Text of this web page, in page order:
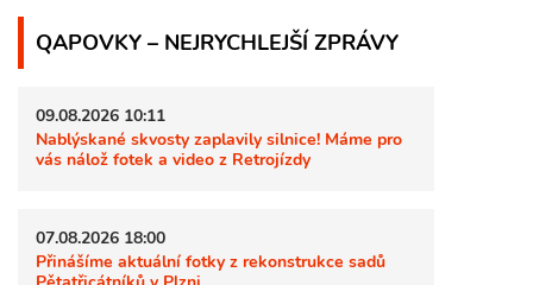
QAPOVKY – NEJRYCHLEJŠÍ ZPRÁVY
09.08.2026 10:11
Nablýskané skvosty zaplavily silnice! Máme pro
vás nálož fotek a video z Retrojízdy
07.08.2026 18:00
Přinášíme aktuální fotky z rekonstrukce sadů